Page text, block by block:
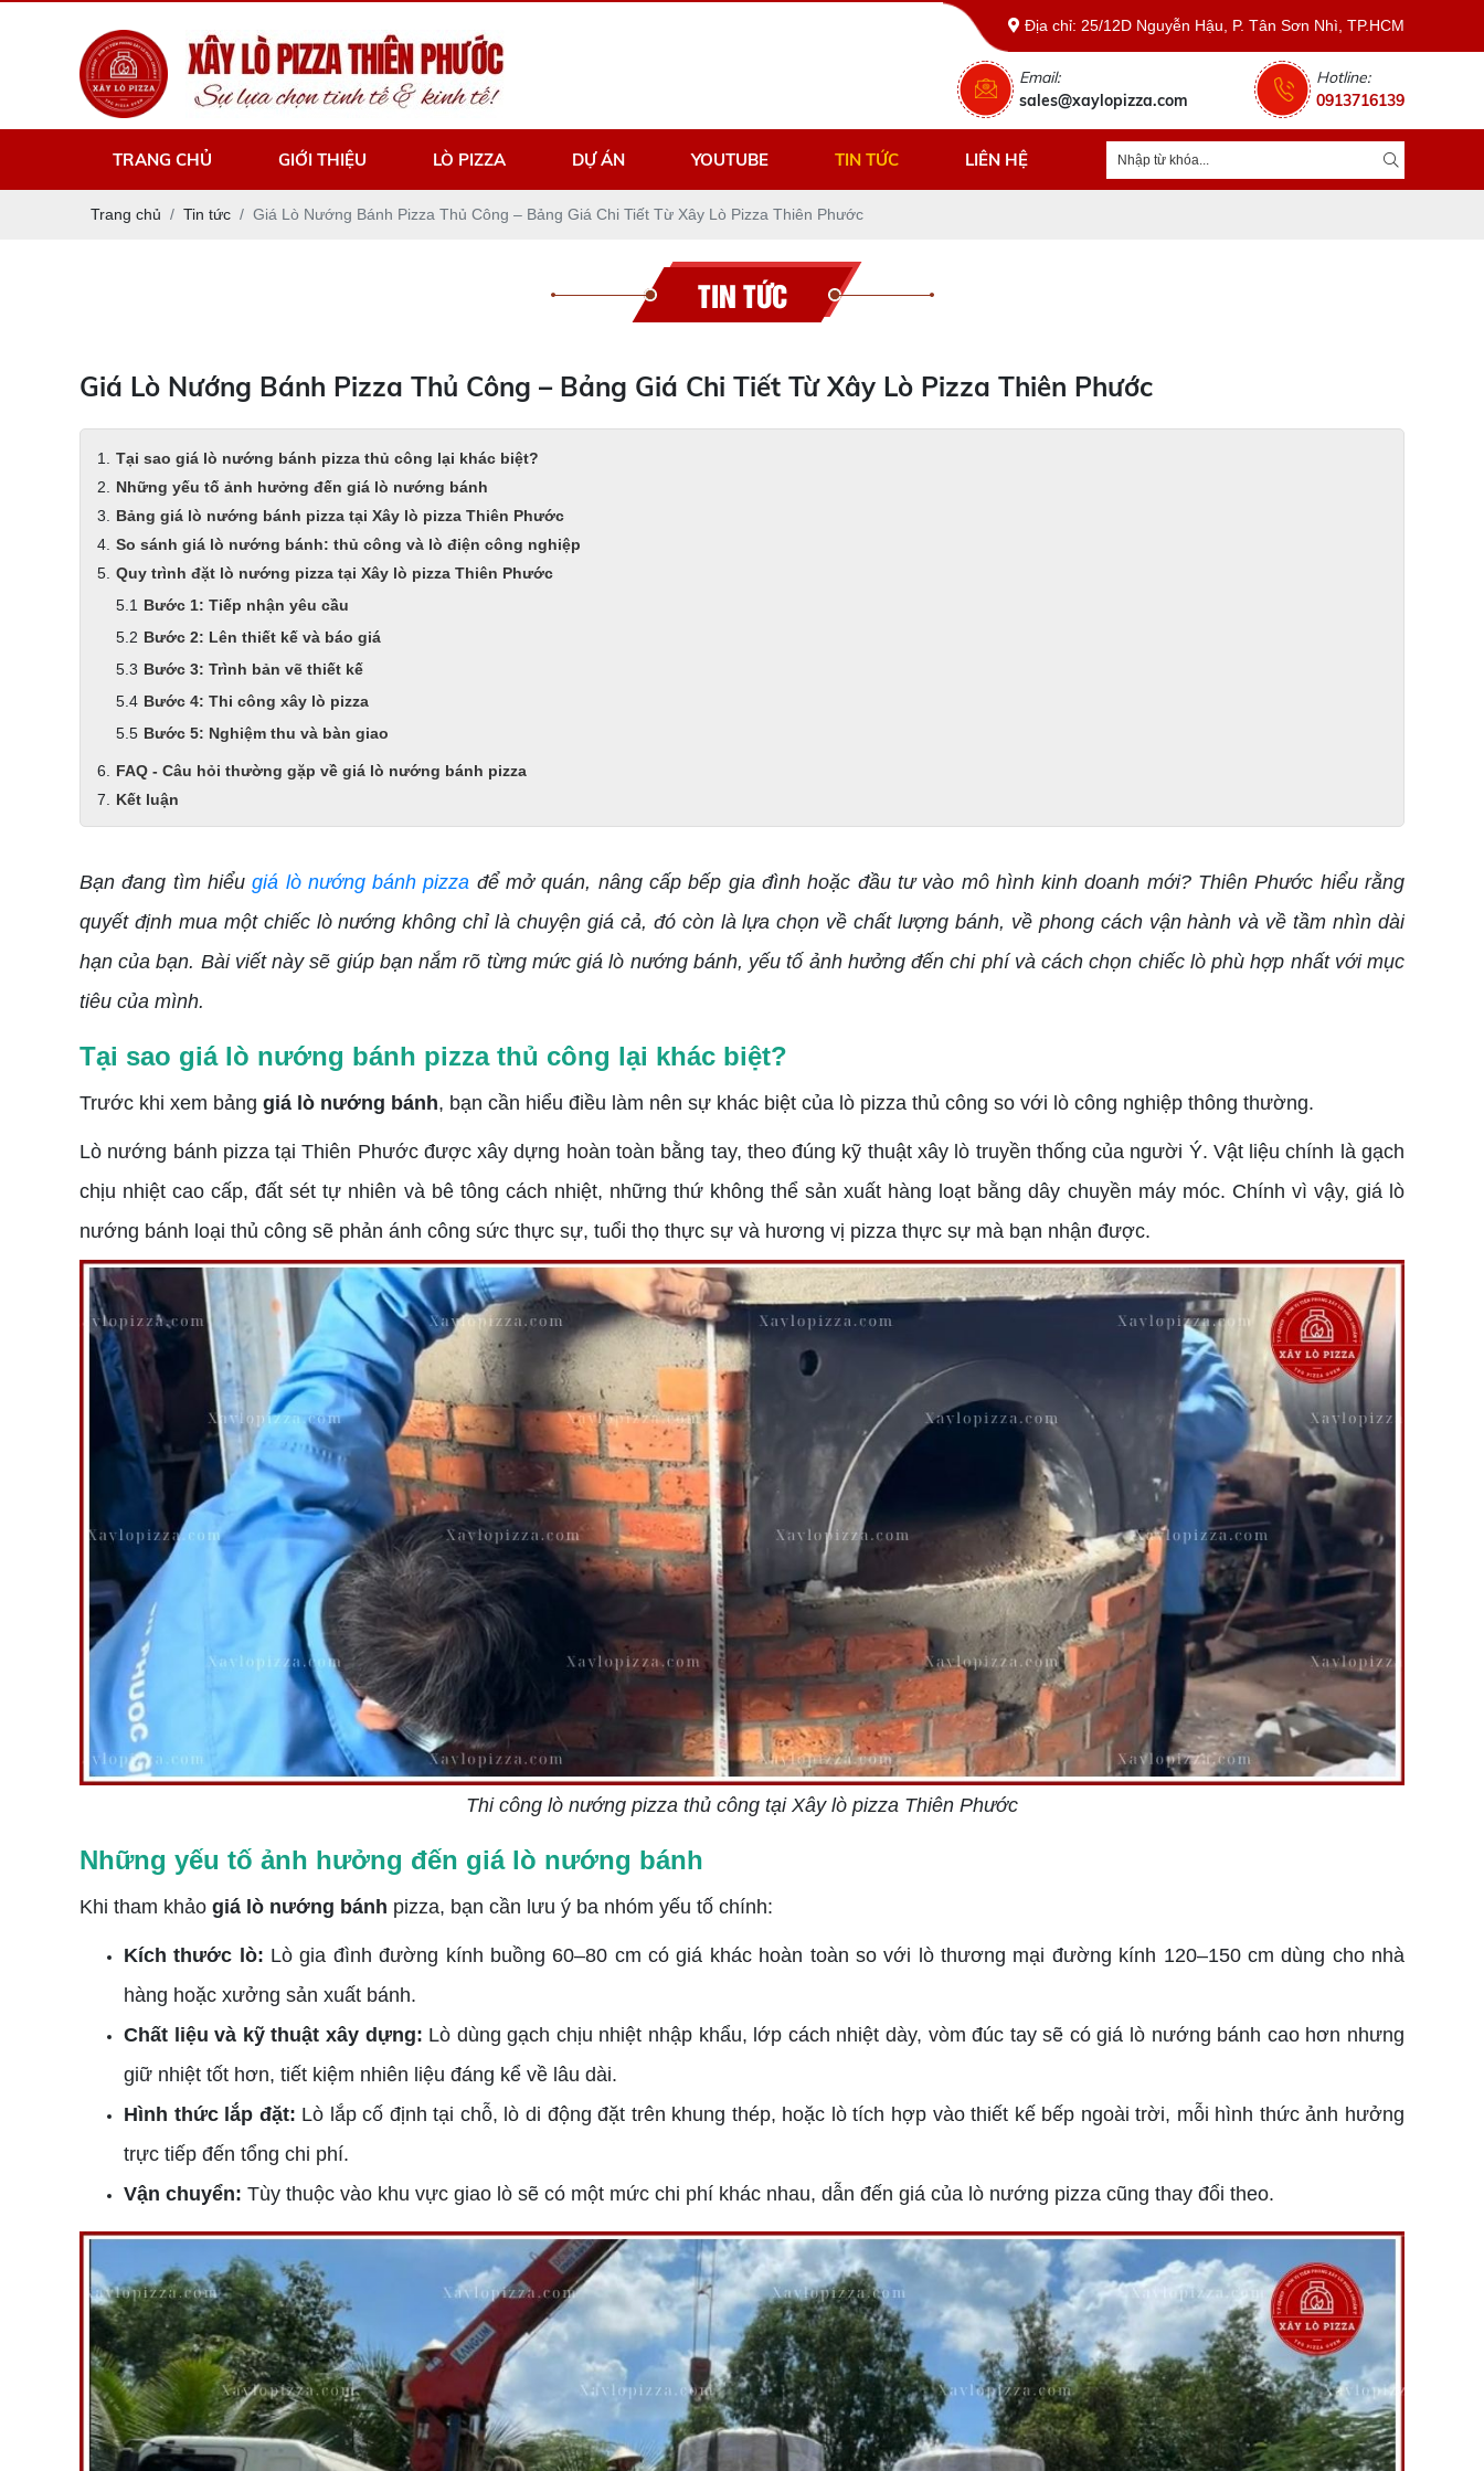
Địa chỉ: 25/12D Nguyễn Hậu, P. Tân Sơn Nhì, TP.HCM
Email:
sales@xaylopizza.com
Hotline:
0913716139
TRANG CHỦ GIỚI THIỆU LÒ PIZZA DỰ ÁN YOUTUBE TIN TỨC LIÊN HỆ
Trang chủ Tin tức Giá Lò Nướng Bánh Pizza Thủ Công – Bảng Giá Chi Tiết Từ Xây Lò Pizza Thiên Phước
TIN TỨC
Giá Lò Nướng Bánh Pizza Thủ Công – Bảng Giá Chi Tiết Từ Xây Lò Pizza Thiên Phước
Tại sao giá lò nướng bánh pizza thủ công lại khác biệt?
Những yếu tố ảnh hưởng đến giá lò nướng bánh
Bảng giá lò nướng bánh pizza tại Xây lò pizza Thiên Phước
So sánh giá lò nướng bánh: thủ công và lò điện công nghiệp
Quy trình đặt lò nướng pizza tại Xây lò pizza Thiên Phước
Bước 1: Tiếp nhận yêu cầu
Bước 2: Lên thiết kế và báo giá
Bước 3: Trình bản vẽ thiết kế
Bước 4: Thi công xây lò pizza
Bước 5: Nghiệm thu và bàn giao
FAQ - Câu hỏi thường gặp về giá lò nướng bánh pizza
Kết luận
Bạn đang tìm hiểugiá lò nướng bánh pizza để mở quán, nâng cấp bếp gia đình hoặc đầu tư vào mô hình kinh doanh mới? Thiên Phước hiểu rằng
quyết định mua một chiếc lò nướng không chỉ là chuyện giá cả, đó còn là lựa chọn về chất lượng bánh, về phong cách vận hành và về tầm nhìn dài
hạn của bạn. Bài viết này sẽ giúp bạn nắm rõ từng mức giá lò nướng bánh, yếu tố ảnh hưởng đến chi phí và cách chọn chiếc lò phù hợp nhất với mục
tiêu của mình.
Tại sao giá lò nướng bánh pizza thủ công lại khác biệt?
Trước khi xem bảng giá lò nướng bánh, bạn cần hiểu điều làm nên sự khác biệt của lò pizza thủ công so với lò công nghiệp thông thường.
Lò nướng bánh pizza tại Thiên Phước được xây dựng hoàn toàn bằng tay, theo đúng kỹ thuật xây lò truyền thống của người Ý. Vật liệu chính là gạch
chịu nhiệt cao cấp, đất sét tự nhiên và bê tông cách nhiệt, những thứ không thể sản xuất hàng loạt bằng dây chuyền máy móc. Chính vì vậy, giá lò
nướng bánh loại thủ công sẽ phản ánh công sức thực sự, tuổi thọ thực sự và hương vị pizza thực sự mà bạn nhận được.
Thi công lò nướng pizza thủ công tại Xây lò pizza Thiên Phước
Những yếu tố ảnh hưởng đến giá lò nướng bánh
Khi tham khảo giá lò nướng bánh pizza, bạn cần lưu ý ba nhóm yếu tố chính:
Kích thước lò: Lò gia đình đường kính buồng 60–80 cm có giá khác hoàn toàn so với lò thương mại đường kính 120–150 cm dùng cho nhà
hàng hoặc xưởng sản xuất bánh.
Chất liệu và kỹ thuật xây dựng: Lò dùng gạch chịu nhiệt nhập khẩu, lớp cách nhiệt dày, vòm đúc tay sẽ có giá lò nướng bánh cao hơn nhưng
giữ nhiệt tốt hơn, tiết kiệm nhiên liệu đáng kể về lâu dài.
Hình thức lắp đặt: Lò lắp cố định tại chỗ, lò di động đặt trên khung thép, hoặc lò tích hợp vào thiết kế bếp ngoài trời, mỗi hình thức ảnh hưởng
trực tiếp đến tổng chi phí.
Vận chuyển: Tùy thuộc vào khu vực giao lò sẽ có một mức chi phí khác nhau, dẫn đến giá của lò nướng pizza cũng thay đổi theo.